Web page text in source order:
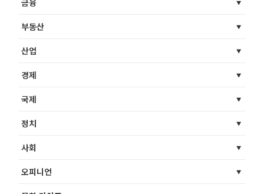
부동산
산업
경제
국제
정치
사회
오피니언